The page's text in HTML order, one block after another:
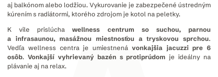
aj balkónom alebo lodžiou. Vykurovanie je zabezpečené ústredným
kúrením s radiátormi, ktorého zdrojom je kotol na peletky.
K vile prislúchawellness centrum so suchou, parnou
a infrasaunou, masážnou miestnosťou a tryskovou sprchou.
Vedľa wellness centra je umiestnená vonkajšia jacuzzi pre 6
osôb. Vonkajší vyhrievaný bazén s protiprúdom je ideálny na
plávanie aj na relax.